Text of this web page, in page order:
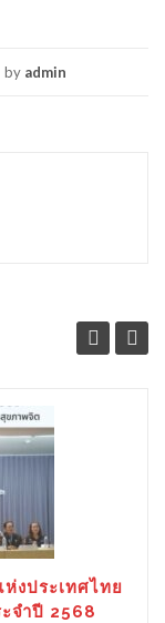
by admin
งประเทศไทย
จำปี 2568